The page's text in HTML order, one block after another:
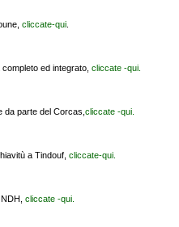
cliccate-qui
ed integrato, cliccate -qui.
da parte del Corcas, cliccate -qui.
a Tindouf, cliccate-qui.
cliccate -qui.